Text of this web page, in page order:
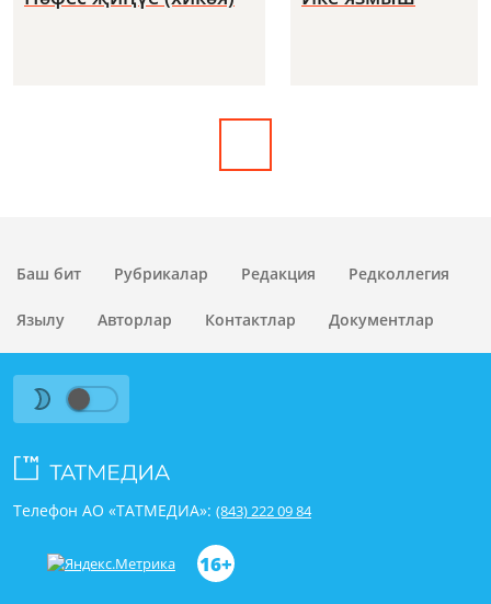
Баш бит Рубрикалар Редакция Редколлегия
Язылу Авторлар Контактлар Документлар
Телефон АО «ТАТМЕДИА»: (843) 222 09 84
16+